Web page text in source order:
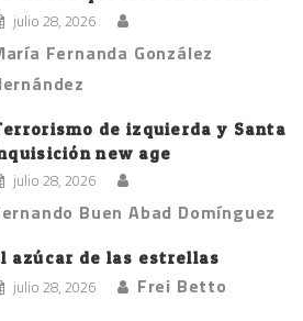
julio 28, 2026
Fernanda González
de izquierda y Santa
new age
julio 28, 2026
Buen Abad Domínguez
azúcar de las estrellas
julio 28, 2026 Frei Betto